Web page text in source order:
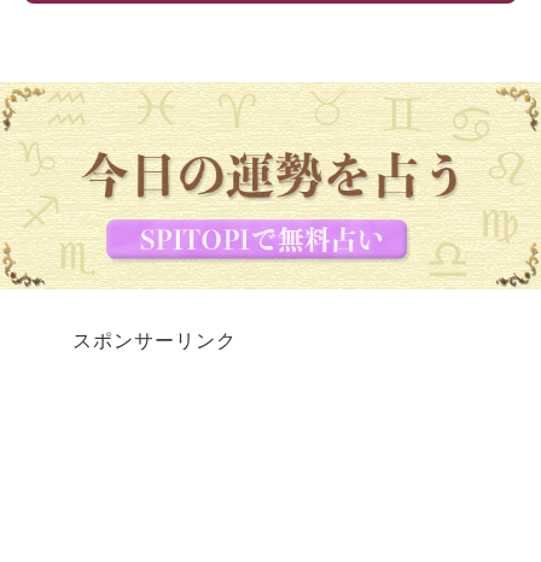
スポンサーリンク